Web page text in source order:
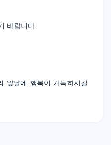
바랍니다.
앞날에 행복이 가득하시길